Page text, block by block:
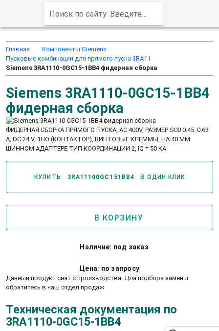
Поиск по сайту: Введите заказной код продукта (например, 6ED1052-1MD00-0BA8)
Главная
Компоненты Siemens
Пусковые комбинации для прямого пуска 3RA11
Siemens 3RA1110-0GC15-1BB4 фидерная сборка
Siemens 3RA1110-0GC15-1BB4
фидерная сборка
ФИДЕРНАЯ СБОРКА ПРЯМОГО ПУСКА, AC 400V, РАЗМЕР S00 0.45..0.63
A, DC 24 V, 1НO (КОНТАКТОР), ВИНТОВЫЕ КЛЕММЫ, НА 40 ММ
ШИННОМ АДАПТЕРЕ ТИП КООРДИНАЦИИ 2, IQ = 50 KA
КУПИТЬ 3RA11100GC151BB4 В ОДИН КЛИК
В КОРЗИНУ
Наличие: под заказ
Цена: по запросу
Данный продукт снят с производства. Для подбора замены
обратитесь в наш отдел продаж
Техническая документация по
3RA1110-0GC15-1BB4